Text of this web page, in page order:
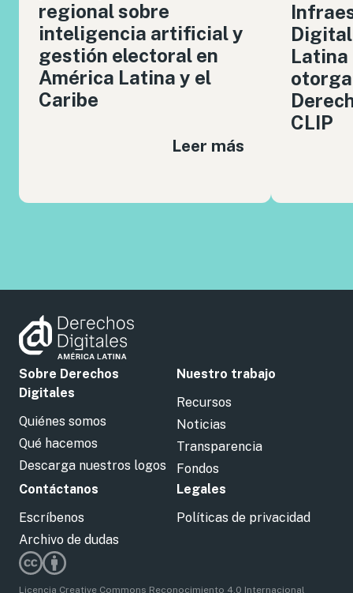
regional sobre
inteligencia artificial y
gestión electoral en
América Latina y el
Caribe
Leer más
Latina
CLIP
Sobre Derechos
Digitales
Quiénes somos
Qué hacemos
Descarga nuestros logos
Nuestro trabajo
Recursos
Noticias
Transparencia
Fondos
Contáctanos
Escríbenos
Archivo de dudas
Legales
Políticas de privacidad
Licencia Creative Commons Reconocimiento 4.0 Internacional